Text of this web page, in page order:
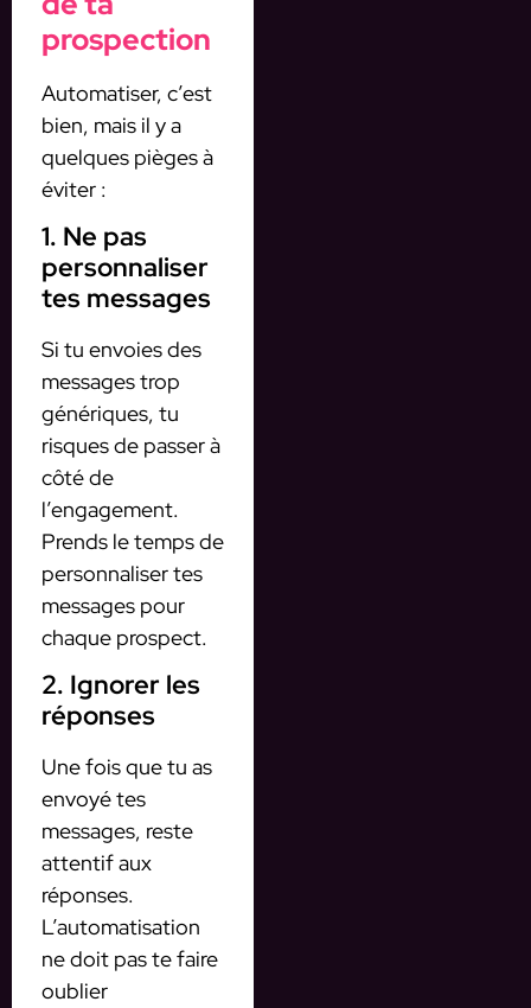
prospection
Automatiser, c’est
bien, mais il y a
quelques pièges à
éviter :
1. Ne pas
personnaliser
tes messages
Si tu envoies des
messages trop
génériques, tu
risques de passer à
côté de
l’engagement.
Prends le temps de
personnaliser tes
messages pour
chaque prospect.
2. Ignorer les
réponses
Une fois que tu as
envoyé tes
messages, reste
attentif aux
réponses.
L’automatisation
ne doit pas te faire
oublier